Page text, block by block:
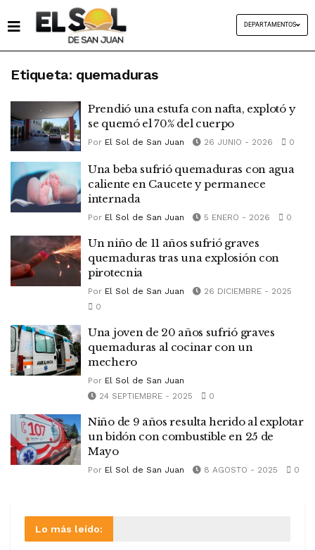
DEPARTAMENTOS
Etiqueta: quemaduras
Prendió una estufa con nafta, explotó y
se quemó el 70% del cuerpo
Por El Sol de San Juan 26 JUNIO - 2026 0
Una beba sufrió quemaduras con agua
caliente en Caucete y permanece
internada
Por El Sol de San Juan 5 ENERO - 2026 0
Un niño de 11 años sufrió graves
quemaduras tras una explosión con
pirotecnia
Por El Sol de San Juan
26 DICIEMBRE - 2025
0
Una joven de 20 años sufrió graves
quemaduras al cocinar con un
mechero
Por El Sol de San Juan
24 SEPTIEMBRE - 2025
0
Niño de 9 años resulta herido al explotar
un bidón con combustible en 25 de
Mayo
Por El Sol de San Juan 8 AGOSTO - 2025 0
Lo más leído: